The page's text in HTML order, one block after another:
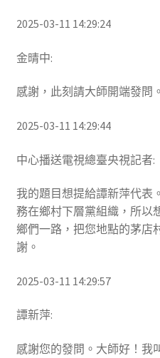
2025-03-11 14:29:24
金晴中:
感謝，此刻請大師開端發問。
2025-03-11 14:29:44
中心播送電視總臺央視記者:
我的題目想提給譚新萍代表
務在鄉村下層黨組織，所以
鄉們一路，把您地點的茅店
謝。
2025-03-11 14:29:57
譚新萍:
感謝您的發問。大師好！我